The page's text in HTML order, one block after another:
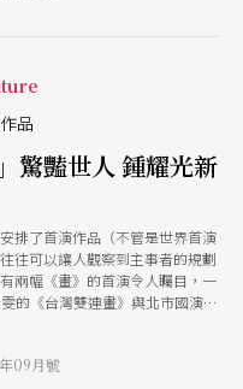
品
驚豔世人 鍾耀光新
排了首演作品（不管是世界首演
往可以讓人觀察到主事者的規劃
兩幅《畫》的首演令人矚目，一
的《台灣雙連畫》與北市國演出
首作品的首演，展現作曲家的豐
09月號